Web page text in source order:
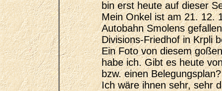
bin erst heute auf dieser
Mein Onkel ist am 21. 12.
Autobahn Smolens
Divisions-Friedhof in Krpli
Ein Foto von diesem
habe ich. Gibt es heute
bzw. einen Belegungsplan?
Ich wäre ihnen sehr, sehr